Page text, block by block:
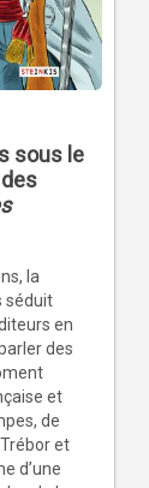
sous le
la
séduit
en
des
et
de
et
d’une